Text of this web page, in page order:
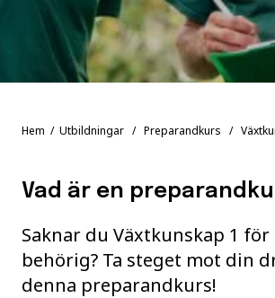
Hem / Utbildningar / Preparandkurs /
Vad är en
Saknar du Växtkunskap 1
behörig? Ta steget mot din
denna preparandkurs!